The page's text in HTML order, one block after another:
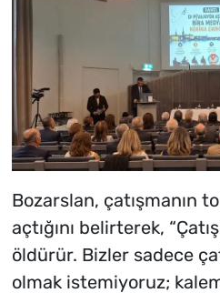
Bozarslan, çatışmanın
açtığını belirterek,
öldürür. Bizler sadece
olmak istemiyoruz;